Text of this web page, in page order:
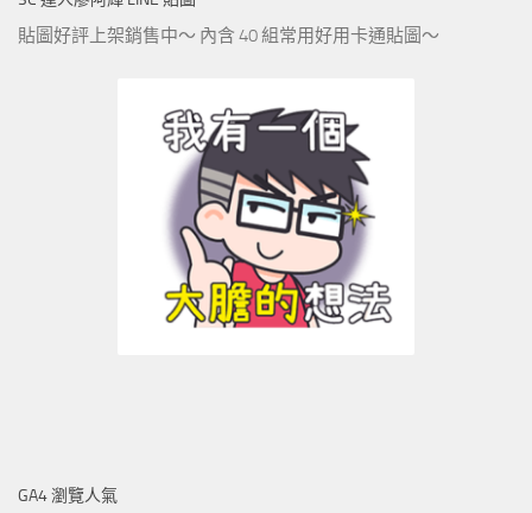
貼圖好評上架銷售中～ 內含 40 組常用好用卡通貼圖～
GA4 瀏覽人氣